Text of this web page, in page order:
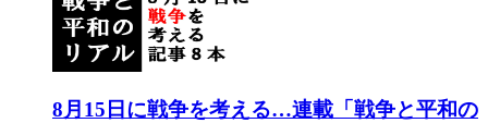
8月15日に戦争を考える…連載「戦争と平和の